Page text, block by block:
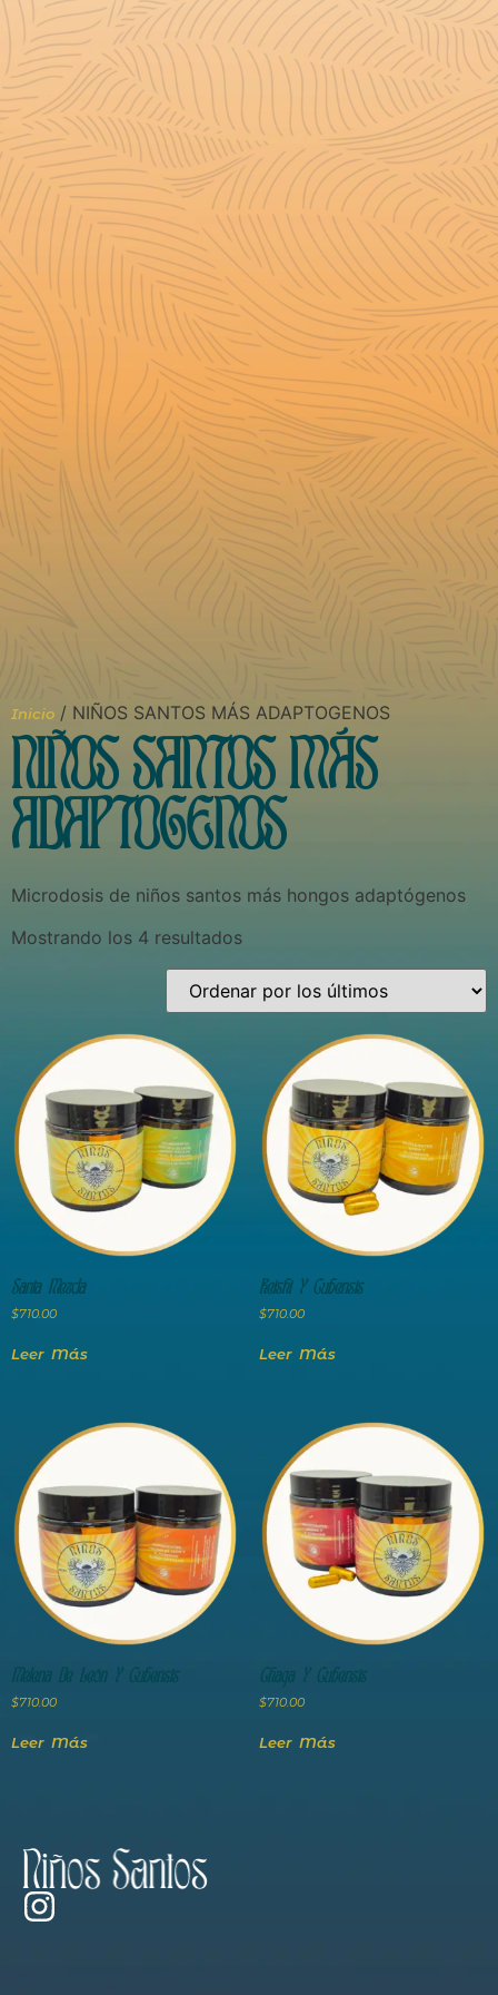
Inicio / NIÑOS SANTOS MÁS ADAPTOGENOS
NIÑOS SANTOS MÁS
ADAPTOGENOS
Microdosis de niños santos más hongos adaptógenos
Mostrando los 4 resultados
Santa Mezcla
$710.00
Leer Más
Reishi Y Cubensis
$710.00
Leer Más
Melena De León Y Cubensis
$710.00
Leer Más
Chaga Y Cubensis
$710.00
Leer Más